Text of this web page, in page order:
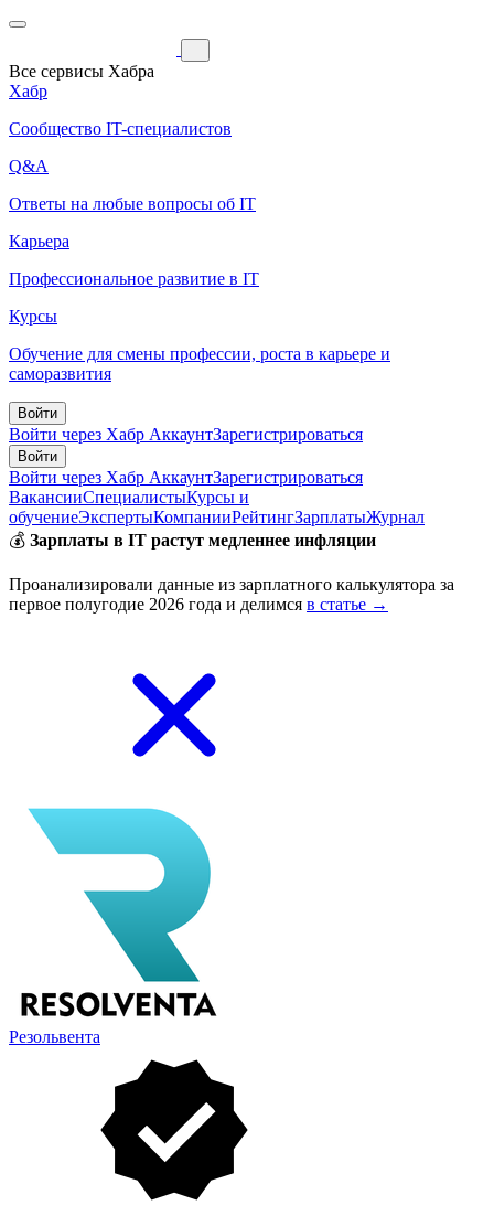
Все сервисы Хабра
Хабр
Сообщество IT-специалистов
Q&A
Ответы на любые вопросы об IT
Карьера
Профессиональное развитие в IT
Курсы
Обучение для смены профессии, роста в карьере и
саморазвития
Войти
Войти через Хабр АккаунтЗарегистрироваться
Войти
Войти через Хабр АккаунтЗарегистрироваться
ВакансииСпециалистыКурсы и
обучениеЭкспертыКомпанииРейтингЗарплатыЖурнал
💰 Зарплаты в IT растут медленнее инфляции
Проанализировали данные из зарплатного калькулятора за
первое полугодие 2026 года и делимся в статье →
Резольвента